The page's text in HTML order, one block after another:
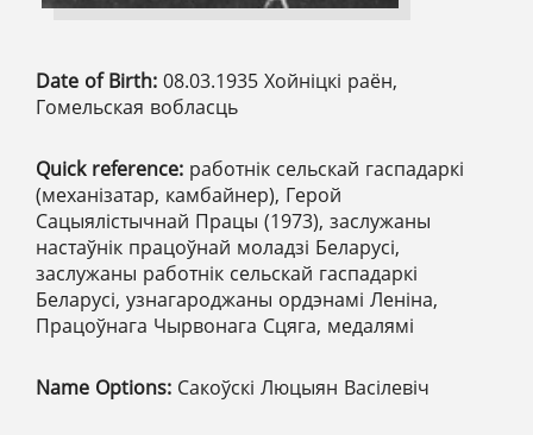
Date of Birth: 08.03.1935 Хойніцкі раён,
Гомельская вобласць
Quick reference: работнік сельскай гаспадаркі
(механізатар, камбайнер), Герой
Сацыялістычнай Працы (1973), заслужаны
настаўнiк працоўнай моладзі Беларусі,
заслужаны работнiк сельскай гаспадаркі
Беларусі, узнагароджаны ордэнамі Леніна,
Працоўнага Чырвонага Сцяга, медалямі
Name Options: Сакоўскі Люцыян Васілевіч